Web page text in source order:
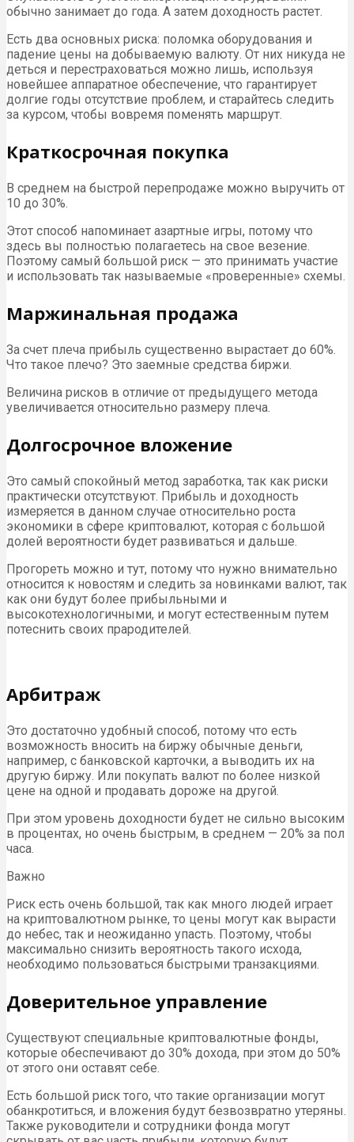
обычно занимает до года. А затем доходность растет.
Есть два основных риска: поломка оборудования и
падение цены на добываемую валюту. От них никуда не
деться и перестраховаться можно лишь, используя
новейшее аппаратное обеспечение, что гарантирует
долгие годы отсутствие проблем, и старайтесь следить
за курсом, чтобы вовремя поменять маршрут.
Краткосрочная покупка
В среднем на быстрой перепродаже можно выручить от
10 до 30%.
Этот способ напоминает азартные игры, потому что
здесь вы полностью полагаетесь на свое везение.
Поэтому самый большой риск — это принимать участие
и использовать так называемые «проверенные» схемы.
Маржинальная продажа
За счет плеча прибыль существенно вырастает до 60%.
Что такое плечо? Это заемные средства биржи.
Величина рисков в отличие от предыдущего метода
увеличивается относительно размеру плеча.
Долгосрочное вложение
Это самый спокойный метод заработка, так как риски
практически отсутствуют. Прибыль и доходность
измеряется в данном случае относительно роста
экономики в сфере криптовалют, которая с большой
долей вероятности будет развиваться и дальше.
Прогореть можно и тут, потому что нужно внимательно
относится к новостям и следить за новинками валют, так
как они будут более прибыльными и
высокотехнологичными, и могут естественным путем
потеснить своих прародителей.
Арбитраж
Это достаточно удобный способ, потому что есть
возможность вносить на биржу обычные деньги,
например, с банковской карточки, а выводить их на
другую биржу. Или покупать валют по более низкой
цене на одной и продавать дороже на другой.
При этом уровень доходности будет не сильно высоким
в процентах, но очень быстрым, в среднем — 20% за пол
часа.
Важно
Риск есть очень большой, так как много людей играет
на криптовалютном рынке, то цены могут как вырасти
до небес, так и неожиданно упасть. Поэтому, чтобы
максимально снизить вероятность такого исхода,
необходимо пользоваться быстрыми транзакциями.
Доверительное управление
Существуют специальные криптовалютные фонды,
которые обеспечивают до 30% дохода, при этом до 50%
от этого они оставят себе.
Есть большой риск того, что такие организации могут
обанкротиться, и вложения будут безвозвратно утеряны.
Также руководители и сотрудники фонда могут